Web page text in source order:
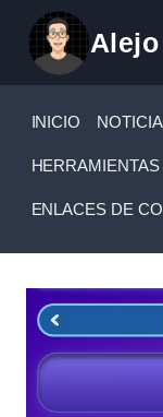
contenido
INICIO
ENLACES DE